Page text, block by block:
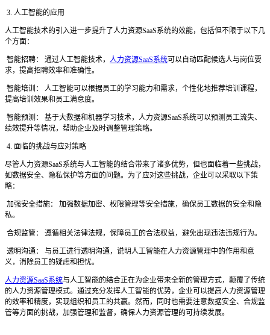
3. 人工智能的应用
人工智能技术的引入进一步提升了人力资源SaaS系统的效能，包括但不限于以下几
个方面：
智能招聘： 通过人工智能技术， 人力资源SaaS系统可以自动匹配候选人与岗位要
求，提高招聘效率和准确性。
智能培训：
人工智能可以根据员工的学习能力和需求，个性化地推荐培训课程，
提高培训效果和员工满意度。
智能预测： 基于大数据和机器学习技术，人力资源SaaS系统可以预测员工流失、
绩效提升等情况，帮助企业及时调整管理策略。
4. 面临的挑战与应对策略
尽管人力资源SaaS系统与人工智能的结合带来了诸多优势，但也面临着一些挑战，
如数据安全、隐私保护等方面的问题。为了应对这些挑战，企业可以采取以下策
略：
加强安全措施：
加强数据加密、权限管理等安全措施，确保员工数据的安全和隐
私。
合规监管： 遵循相关法律法规，保障员工的合法权益，避免出现违法违规行为。
透明沟通：
与员工进行透明沟通，说明人工智能在人力资源管理中的作用和意
义，消除员工的疑虑和担忧。
人力资源SaaS系统与人工智能的结合正在为企业带来全新的管理方式，颠覆了传统
的人力资源管理模式。通过充分发挥人工智能的优势，企业可以提高人力资源管理
的效率和精度，实现组织和员工的共赢。然而，同时也需要注意数据安全、合规监
管等方面的挑战，加强管理和监督，确保人力资源管理的可持续发展。